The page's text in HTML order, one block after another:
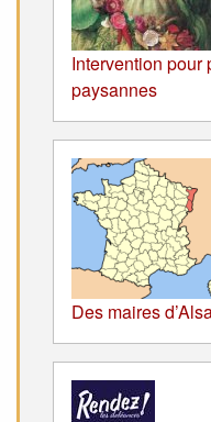
Intervention pour
paysannes
Des maires